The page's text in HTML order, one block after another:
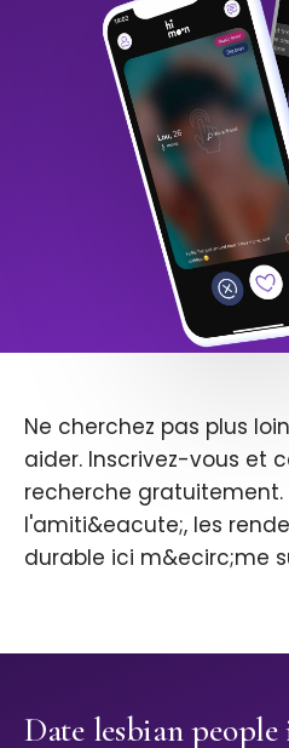
Ne cherchez pas plus
aider. Inscrivez-vous et
recherche gratuitement.
l'amiti&eacute;, les
durable ici m&ecirc;me
Date lesbian